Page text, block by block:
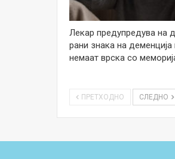
Лекар предупредува на
рани знака на деменција
немаат врска со
ПРЕТХОДНО СЛЕДНО